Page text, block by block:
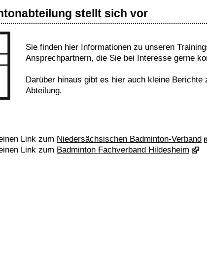
stellt sich vor
Sie finden hier Informationen zu unseren
Ansprechpartnern, die Sie bei Interesse gerne
Darüber hinaus gibt es hier auch kleine Berichte
Abteilung.
Link zum Niedersächsischen Badminton-Verband
Link zum Badminton Fachverband Hildesheim